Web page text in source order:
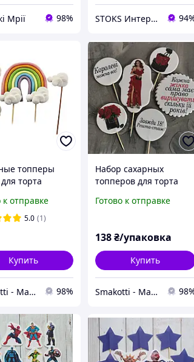
Мрії 98% STOKS Интернет магазин стокового товара с Европы и США
топперы
торта
к отправке
5.0 (1)
Купить
Smakotti - Магазин кондитерских ингредиентов 98%
Набор сахарных
топперов для торта
брюнетка
Готово к отправке
138₴/упаковка
Купить
Smakotti - Магазин кондитерских ингредиентов